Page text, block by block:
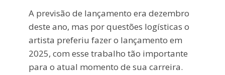
A previsão de lançamento era dezembro
deste ano, mas por questões logísticas o
artista preferiu fazer o lançamento em
2025, com esse trabalho tão importante
para o atual momento de sua carreira.